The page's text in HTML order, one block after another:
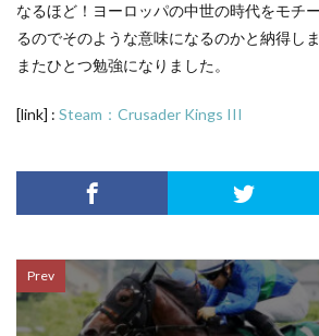
なるほど！ヨーロッパの中世の時代をモチ
るのでそのような意味になるのかと納得しま
またひとつ勉強になりました。
[link] : Steam：Crusader Kings III
Prev